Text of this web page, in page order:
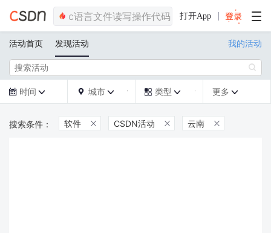
打开App
活动首页 发现活动 我的活动

 时间   城市   类型  更多 
软件  CSDN活动  云南 